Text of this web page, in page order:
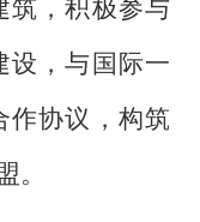
筑，积极参与
设，与国际一
作协议，构筑
。